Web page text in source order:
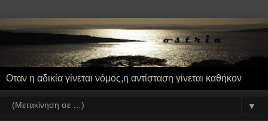
Οταν η αδικία γίνεται νόμος,η αντίσταση γίνεται καθήκον
▼